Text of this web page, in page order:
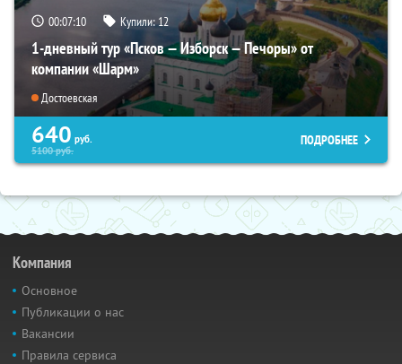
00:07:08 Купили:12
1-дневный тур «Псков — Изборск — Печоры» от
компании «Шарм»
Достоевская
640 руб.
5100руб.
ПОДРОБНЕЕ
Компания
Основное
Публикации о нас
Вакансии
Правила сервиса